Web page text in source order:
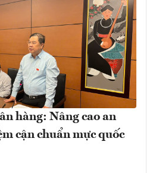
hàng: Nâng cao an
cận chuẩn mực quốc